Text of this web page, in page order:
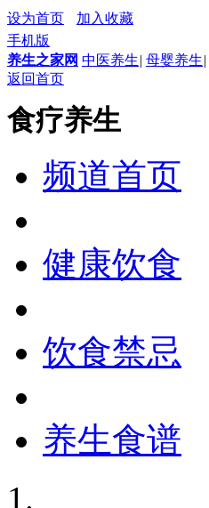
设为首页
加入收藏
手机版
养生之家网 中医养生| 母婴养生|
返回首页
食疗养生
频道首页
健康饮食
饮食禁忌
养生食谱